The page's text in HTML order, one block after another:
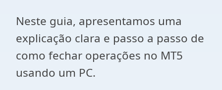
Neste guia, apresentamos uma
explicação clara e passo a passo de
como fechar operações no MT5
usando um PC.